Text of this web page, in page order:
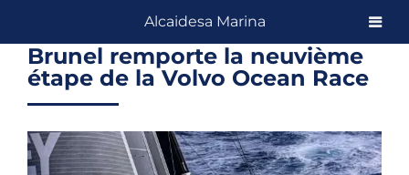
contentBrunel remporte la neuvième
étape de la Volvo Ocean Race
View
Larger
Alcaidesa Marina